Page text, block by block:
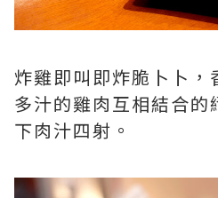
炸雞即叫即炸脆卜卜，
多汁的雞肉互相結合的
下肉汁四射。